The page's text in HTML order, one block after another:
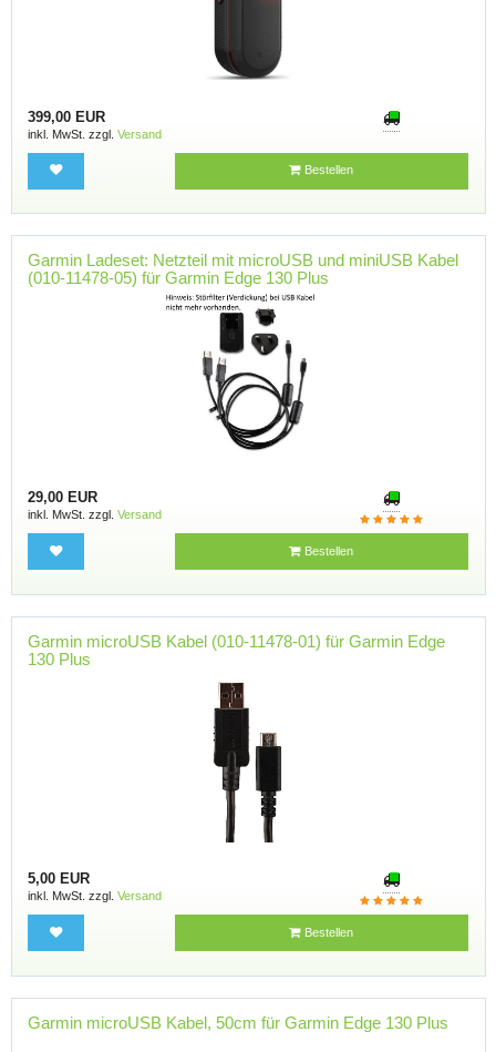
399,00 EUR
inkl. MwSt. zzgl. Versand
Bestellen
Garmin Ladeset: Netzteil mit microUSB und miniUSB Kabel
(010-11478-05) für Garmin Edge 130 Plus
29,00 EUR
inkl. MwSt. zzgl. Versand
Bestellen
Garmin microUSB Kabel (010-11478-01) für Garmin Edge
130 Plus
5,00 EUR
inkl. MwSt. zzgl. Versand
Bestellen
Garmin microUSB Kabel, 50cm für Garmin Edge 130 Plus